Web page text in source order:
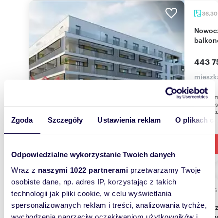
Zgoda Szczegóły Ustawienia reklam O plikach
Odpowiedzialne wykorzystanie Twoich danych
Wraz z naszymi 1022 partnerami przetwarzamy Twoje
osobiste dane, np. adres IP, korzystając z takich
technologii jak pliki cookie, w celu wyświetlania
spersonalizowanych reklam i treści, analizowania tychże,
36,30
Nowoczesny apartament 36 m2 z dużym
443
98,96
Na sprzedaż przestronne 98,96 m² mieszkanie z